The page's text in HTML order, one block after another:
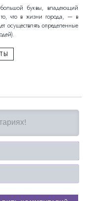
буквы, владеющий
что в жизни города, — в
осуществлять определенные